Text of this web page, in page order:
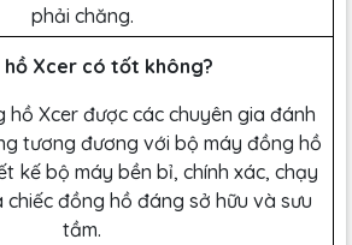
phải chăng.
Xcer có tốt không?
hồ Xcer được các chuyên gia đánh
tương đương với bộ máy đồng hồ
kế bộ máy bền bỉ, chính xác, chạy
đồng hồ đáng sở hữu và sưu
tầm.